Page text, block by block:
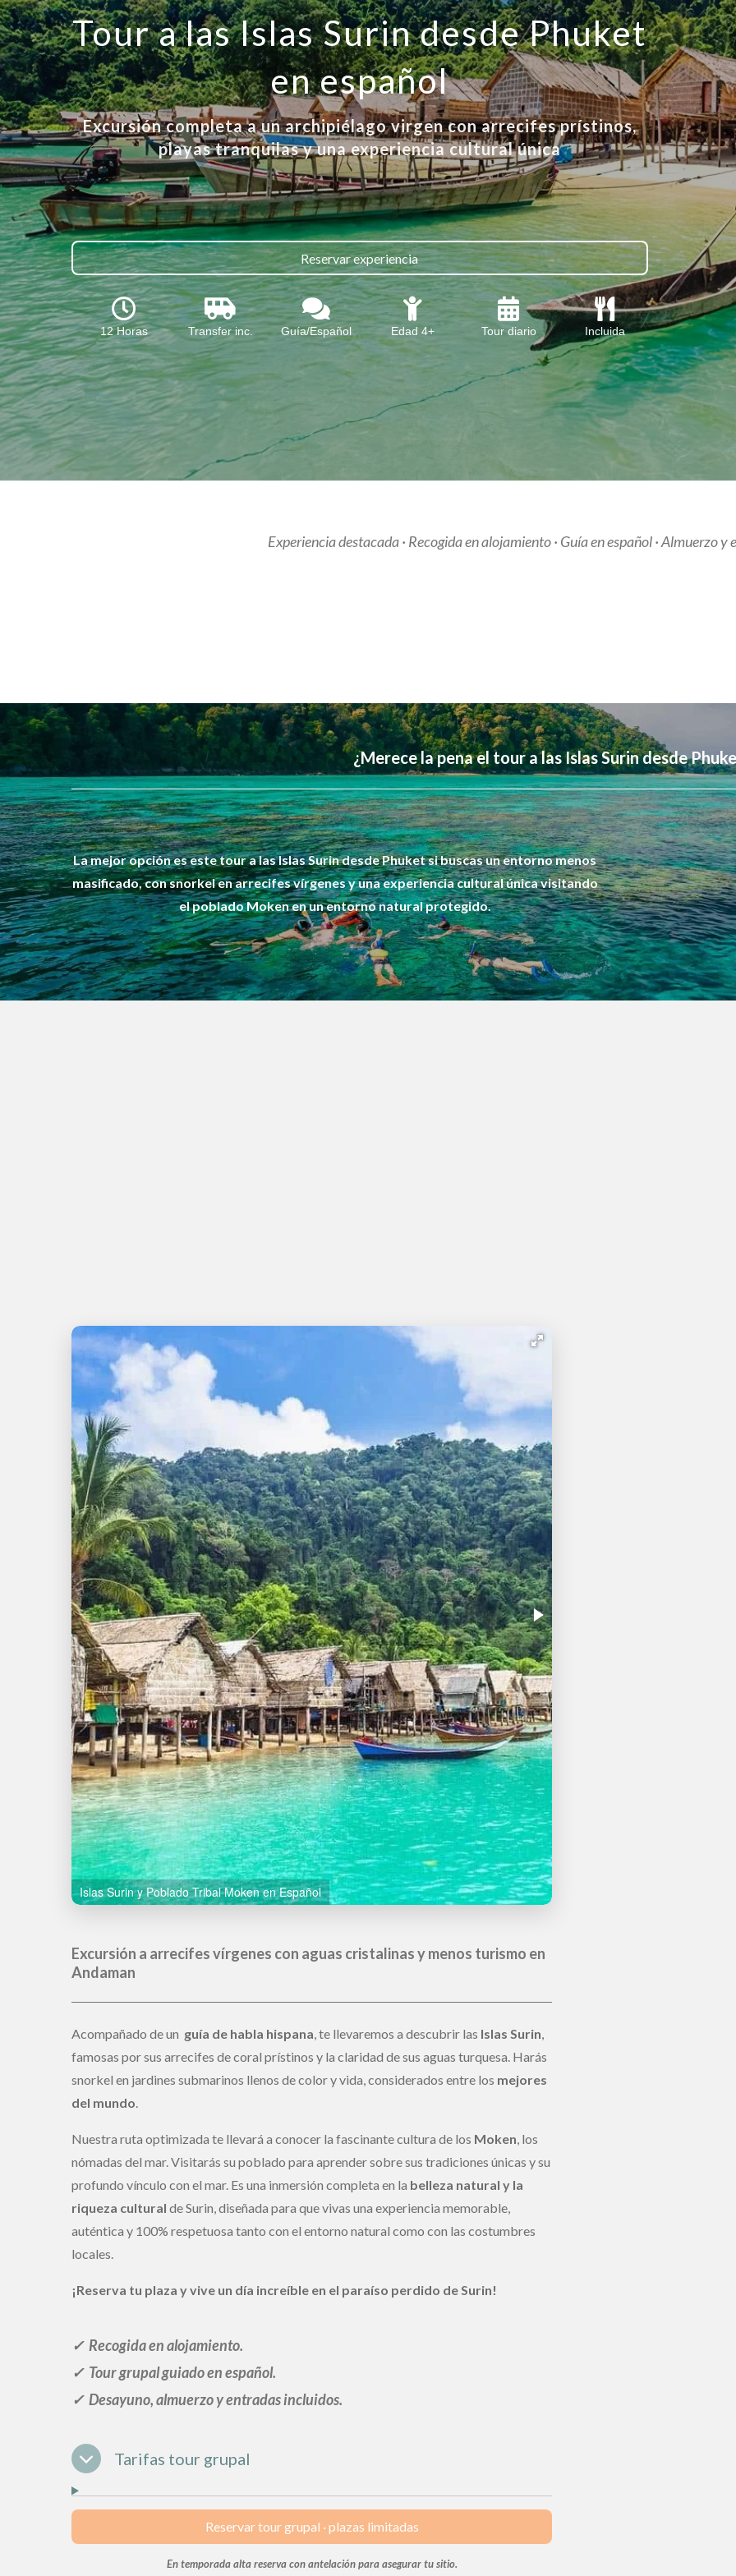
Tour a las Islas Surin desde Phuket
en español
Excursión completa a un archipiélago virgen con arrecifes prístinos,
playas tranquilas y una experiencia cultural única
Reservar experiencia
12 Horas Transfer inc. Guía/Español Edad 4+ Tour diario Incluida
Experiencia destacada · Recogida en alojamiento · Guía en español ·Almuerzo y
¿Merece la pena el tour a las Islas Surin desde
La mejor opción es este tour a las Islas Surin desde Phuket si buscas un entorno menos
masificado, con snorkel en arrecifes vírgenes y una experiencia cultural única visitando
el poblado Moken en un entorno natural protegido.
Moken Village
Excursión a arrecifes vírgenes con aguas cristalinas y menos turismo en
Andaman
Acompañado de un guía de habla hispana, te llevaremos a descubrir las Islas Surin,
famosas por sus arrecifes de coral prístinos y la claridad de sus aguas turquesa. Harás
snorkel en jardines submarinos llenos de color y vida, considerados entre los mejores
del mundo.
Nuestra ruta optimizada te llevará a conocer la fascinante cultura de los Moken, los
nómadas del mar. Visitarás su poblado para aprender sobre sus tradiciones únicas y su
profundo vínculo con el mar. Es una inmersión completa en la belleza natural y la
riqueza cultural de Surin, diseñada para que vivas una experiencia memorable,
auténtica y 100% respetuosa tanto con el entorno natural como con las costumbres
locales.
¡Reserva tu plaza y vive un día increíble en el paraíso perdido de Surin!
✓ Recogida en alojamiento.
✓ Tour grupal guiado en español.
✓ Desayuno, almuerzo y entradas incluidos.
Tarifas tour grupal
Reservar tour grupal · plazas limitadas
En temporada alta reserva con antelación para asegurar tu sitio.